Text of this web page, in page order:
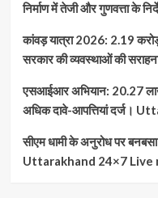
निर्माण में तेजी और गुणवत्ता
कांवड़ यात्रा 2026: 2.19
सरकार की व्यवस्थाओं की
एसआईआर अभियान: 20.27
अधिक दावे-आपत्तियां दर्ज।
सीएम धामी के अनुरोध पर
Uttarakhand 24×7 Live